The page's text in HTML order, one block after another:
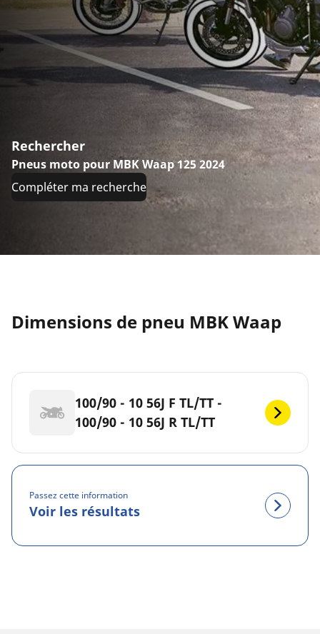
Rechercher
Pneus moto pour MBK Waap 125 2024
Compléter ma recherche
Dimensions de pneu MBK Waap
100/90 - 10 56J F TL/TT -
100/90 - 10 56J R TL/TT
Passez cette information
Voir les résultats